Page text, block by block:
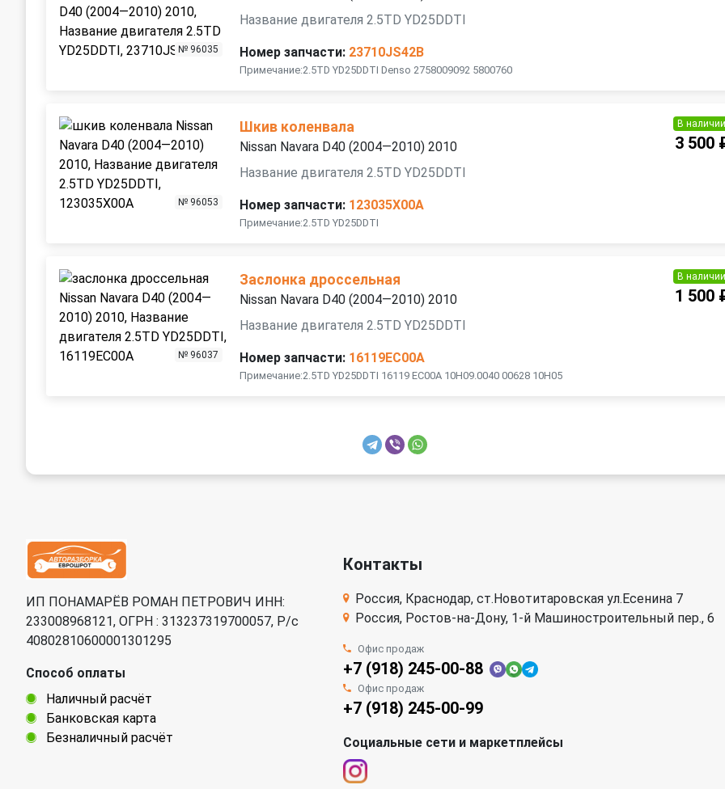
№ 96035
Название двигателя 2.5TD YD25DDTI
Номер запчасти: 23710JS42B
Примечание:2.5TD YD25DDTI Denso 2758009092 5800760
№ 96053
Шкив коленвала
Nissan Navara D40 (2004—2010) 2010
Название двигателя 2.5TD YD25DDTI
Номер запчасти: 123035X00A
Примечание:2.5TD YD25DDTI
В наличии
3 500
№ 96037
Заслонка дроссельная
Nissan Navara D40 (2004—2010) 2010
Название двигателя 2.5TD YD25DDTI
Номер запчасти: 16119EC00A
Примечание:2.5TD YD25DDTI 16119 EC00A 10H09.0040 00628 10H05
В наличии
1 500
ИП ПОНАМАРЁВ РОМАН ПЕТРОВИЧ ИНН:
233008968121, ОГРН : 313237319700057, Р/c
40802810600001301295
Способ оплаты
Наличный расчёт
Банковская карта
Безналичный расчёт
Контакты
Россия, Краснодар, ст.Новотитаровская ул.Есенина 7
Россия, Ростов-на-Дону, 1-й Машиностроительный пер., 6
Офис продаж
+7 (918) 245-00-88
Офис продаж
+7 (918) 245-00-99
Социальные сети и маркетплейсы